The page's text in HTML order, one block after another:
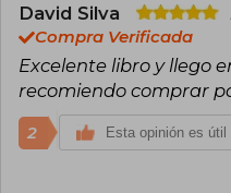
David Silva
Compra Verificada
Excelente libro y llego
recomiendo comprar
2 Esta opinión es útil